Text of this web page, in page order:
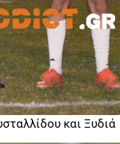
και Ξυδιά